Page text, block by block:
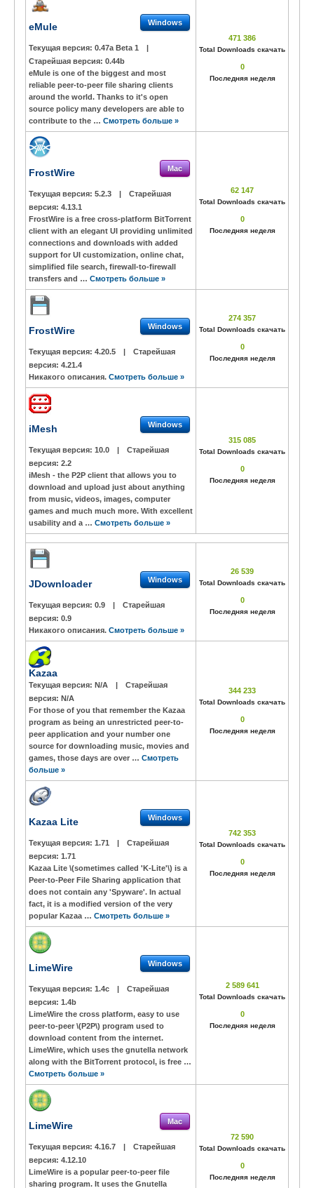
eMule Windows
Текущая версия: 0.47a Beta 1
|
Старейшая версия: 0.44b
eMule is one of the biggest and most
reliable peer-to-peer file sharing clients
around the world. Thanks to it's open
source policy many developers are able to
contribute to the … Смотреть больше »
471 386
Total Downloads скачать
0
Последняя неделя
FrostWire Mac
Текущая версия: 5.2.3 |
Старейшая
версия: 4.13.1
FrostWire is a free cross-platform BitTorrent
client with an elegant UI providing unlimited
connections and downloads with added
support for UI customization, online chat,
simplified file search, firewall-to-firewall
transfers and … Смотреть больше »
62 147
Total Downloads скачать
0
Последняя неделя
FrostWire Windows
Текущая версия: 4.20.5 |
Старейшая
версия: 4.21.4
Никакого описания. Смотреть больше »
274 357
Total Downloads скачать
0
Последняя неделя
iMesh Windows
Текущая версия: 10.0 |
Старейшая
версия: 2.2
iMesh - the P2P client that allows you to
download and upload just about anything
from music, videos, images, computer
games and much much more. With excellent
usability and a … Смотреть больше »
315 085
Total Downloads скачать
0
Последняя неделя
JDownloader Windows
Текущая версия: 0.9 |
Старейшая
версия: 0.9
Никакого описания. Смотреть больше »
26 539
Total Downloads скачать
0
Последняя неделя
Kazaa
Текущая версия: N/A |
Старейшая
версия: N/A
For those of you that remember the Kazaa
program as being an unrestricted peer-to-
peer application and your number one
source for downloading music, movies and
games, those days are over … Смотреть
больше »
344 233
Total Downloads скачать
0
Последняя неделя
Kazaa Lite Windows
Текущая версия: 1.71 |
Старейшая
версия: 1.71
Kazaa Lite \(sometimes called 'K-Lite'\) is a
Peer-to-Peer File Sharing application that
does not contain any 'Spyware'. In actual
fact, it is a modified version of the very
popular Kazaa … Смотреть больше »
742 353
Total Downloads скачать
0
Последняя неделя
LimeWire Windows
Текущая версия: 1.4c |
Старейшая
версия: 1.4b
LimeWire the cross platform, easy to use
peer-to-peer \(P2P\) program used to
download content from the internet.
LimeWire, which uses the gnutella network
along with the BitTorrent protocol, is free …
Смотреть больше »
2 589 641
Total Downloads скачать
0
Последняя неделя
LimeWire Mac
Текущая версия: 4.16.7 |
Старейшая
версия: 4.12.10
LimeWire is a popular peer-to-peer file
sharing program. It uses the Gnutella
72 590
Total Downloads скачать
0
Последняя неделя